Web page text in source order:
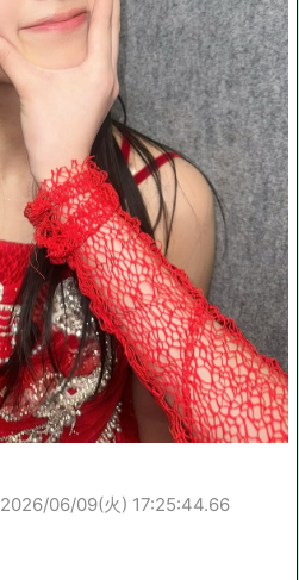
2026/06/09(火) 17:25:44.66